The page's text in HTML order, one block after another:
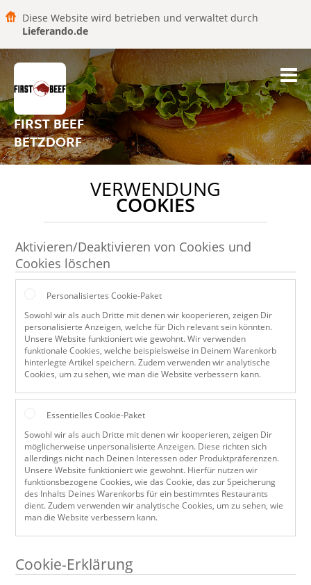
Diese Website wird betrieben und verwaltet durch
Lieferando.de
FIRST BEEF
BETZDORF
VERWENDUNG
COOKIES
Aktivieren/Deaktivieren von Cookies und
Cookies löschen
Personalisiertes Cookie-Paket
Sowohl wir als auch Dritte mit denen wir kooperieren, zeigen Dir
personalisierte Anzeigen, welche für Dich relevant sein könnten.
Unsere Website funktioniert wie gewohnt. Wir verwenden
funktionale Cookies, welche beispielsweise in Deinem Warenkorb
hinterlegte Artikel speichern. Zudem verwenden wir analytische
Cookies, um zu sehen, wie man die Website verbessern kann.
Essentielles Cookie-Paket
Sowohl wir als auch Dritte mit denen wir kooperieren, zeigen Dir
möglicherweise unpersonalisierte Anzeigen. Diese richten sich
allerdings nicht nach Deinen Interessen oder Produktpräferenzen.
Unsere Website funktioniert wie gewohnt. Hierfür nutzen wir
funktionsbezogene Cookies, wie das Cookie, das zur Speicherung
des Inhalts Deines Warenkorbs für ein bestimmtes Restaurants
dient. Zudem verwenden wir analytische Cookies, um zu sehen, wie
man die Website verbessern kann.
Cookie-Erklärung